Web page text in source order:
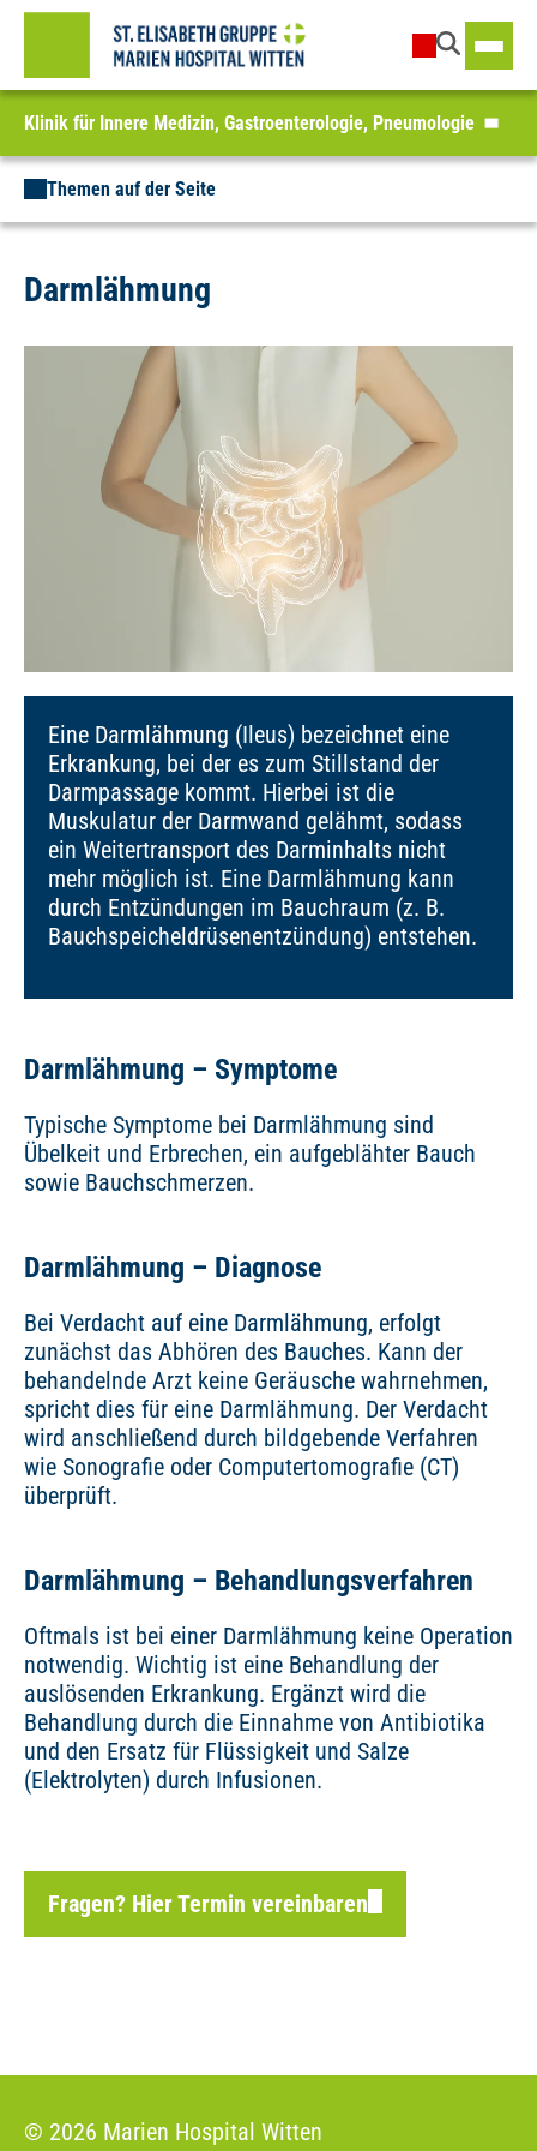
Klinik für Innere Medizin, Gastroenterologie, Pneumologie
Themen auf der Seite
Darmlähmung
Eine Darmlähmung (Ileus) bezeichnet eine
Erkrankung, bei der es zum Stillstand der
Darmpassage kommt. Hierbei ist die
Muskulatur der Darmwand gelähmt, sodass
ein Weitertransport des Darminhalts nicht
mehr möglich ist. Eine Darmlähmung kann
durch Entzündungen im Bauchraum (z. B.
Bauchspeicheldrüsenentzündung) entstehen.
Darmlähmung – Symptome
Typische Symptome bei Darmlähmung sind
Übelkeit und Erbrechen, ein aufgeblähter Bauch
sowie Bauchschmerzen.
Darmlähmung – Diagnose
Bei Verdacht auf eine Darmlähmung, erfolgt
zunächst das Abhören des Bauches. Kann der
behandelnde Arzt keine Geräusche wahrnehmen,
spricht dies für eine Darmlähmung. Der Verdacht
wird anschließend durch bildgebende Verfahren
wie Sonografie oder Computertomografie (CT)
überprüft.
Darmlähmung – Behandlungsverfahren
Oftmals ist bei einer Darmlähmung keine Operation
notwendig. Wichtig ist eine Behandlung der
auslösenden Erkrankung. Ergänzt wird die
Behandlung durch die Einnahme von Antibiotika
und den Ersatz für Flüssigkeit und Salze
(Elektrolyten) durch Infusionen.
Fragen? Hier Termin vereinbaren
© 2026 Marien Hospital Witten